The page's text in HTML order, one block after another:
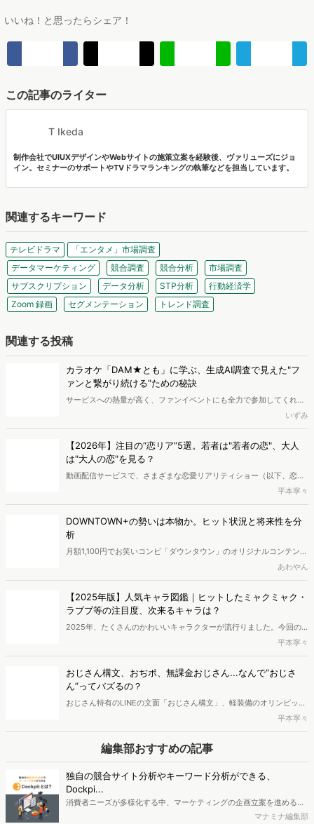
いいね！と思ったらシェア！
T Ikeda
制作会社でUIUXデザインやWebサイトの施策立案を経験後、ヴァリューズにジョ
イン。セミナーのサポートやTVドラマランキングの執筆などを担当しています。
関連するキーワード
「エンタメ」市場調査
サブスクリプション
データ分析 STP分析
行動経済学
セグメンテーション トレンド調査
関連する投稿
ァンと繋がり続ける"ための秘訣
サービスへの熱量が高く、ファンイベントにも全力で参加してくれる
ユーザーは、なぜサービスから離れていったのか。その答えを探るべ
く、2008年から続くカラオケ会員向けサービス「DAM★とも」を運
営する第一興商が実施したのは、生成AIを活用したオンラインインタ
ビュー調査だった。従来の調査とは何が違うのか、得られた示唆には
どのようなものがあったのか。同社の菅野光則氏、中島恵美子氏に詳
細を聞いた。
いずみ
は"大人の恋"を見る？
動画配信サービスで、さまざまな恋愛リアリティショー（以下、恋リ
ア）が登場しています。今回は、2026年注目の恋リアを、検索者か
ら分析していきます。記事の後半部分では、恋リアの視聴者について
深掘りしていきます。恋リア視聴者に共通することと、恋リア別視聴
者の特徴も明らかにしました。
平本寧々
析
月額1,100円でお笑いコンビ「ダウンタウン」のオリジナルコンテンツ
が楽しめる「DOWNTOWN＋（ダウンタウンプラス）」。サービス開
始からわずか2ヶ月でユーザー数50万人を突破し、大きな話題を呼ん
でいます。賛否が分かれる新たな挑戦でありながら、なぜここまで支
持を集めたのか。その理由を分析しました。
あわやん
ラブブ等の注目度、次来るキャラは？
2025年、たくさんのかわいいキャラクターが流行りました。今回の
記事では、2025年で人気が急上昇したキャラクター10選をご紹介し
ます。また、ちいかわ・ミャクミャクなどの人気キャラの経済効果に
も迫ります。最後には、2026年に人気が上昇するキャラクターを予
おじさん構文、おぢポ、無課金おじさん...なんで“おじさ